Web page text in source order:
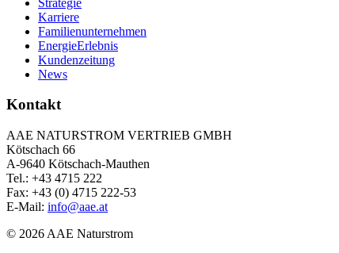
Karriere
Familienunternehmen
EnergieErlebnis
Kundenzeitung
News
Kontakt
AAE NATURSTROM VERTRIEB GMBH
Kötschach 66
A-9640 Kötschach-Mauthen
Tel.: +43 4715 222
Fax: +43 (0) 4715 222-53
E-Mail: info@aae.at
© 2026 AAE Naturstrom